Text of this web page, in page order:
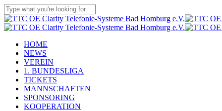
Skip
to
main
Close
Search
Menu
HOME
NEWS
VEREIN
1. BUNDESLIGA
TICKETS
MANNSCHAFTEN
SPONSORING
KOOPERATION